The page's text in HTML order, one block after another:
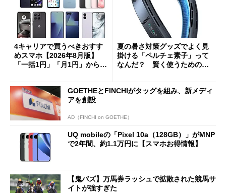
4キャリアで買うべきおすす
めスマホ【2026年8月版】
「一括1円」「月1円」からお
夏の暑さ対策グッズでよく見
掛ける「ペルチェ素子」って
なんだ？ 賢く使うための注
GOETHEとFINCHIがタッグを組み、新メディ
アを創設
AD（FINCHI on GOETHE）
UQ mobileの「Pixel 10a（128GB）」がMNP
で2年間、約1.1万円に【スマホお得情報】
【鬼バズ】万馬券ラッシュで拡散された競馬サ
イトが強すぎた